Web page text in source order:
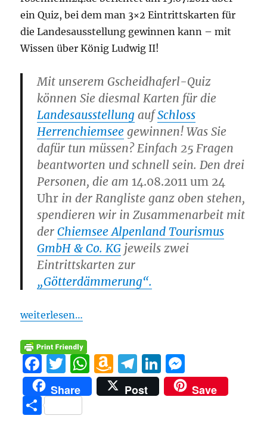
st
ein Quiz, bei dem man 3×2 Eintrittskarten für
die Landesausstellung gewinnen kann – mit
Wissen über König Ludwig II!
Mit unserem Gscheidhaferl-Quiz
können Sie diesmal Karten für die
Landesausstellung aufSchloss
Herrenchiemsee gewinnen! Was Sie
dafür tun müssen? Einfach 25 Fragen
beantworten und schnell sein. Den drei
Personen, die am 14.08.2011 um 24
Uhr in der Rangliste ganz oben stehen,
spendieren wir in Zusammenarbeit mit
derChiemsee Alpenland Tourismus
GmbH & Co. KG jeweils zwei
Eintrittskarten zur
„Götterdämmerung“.
weiterlesen…
F
a
c
T
w
it
W
h
at
A
m
a
T
el
e
Li
n
k
e
ss
Share Post Save
T